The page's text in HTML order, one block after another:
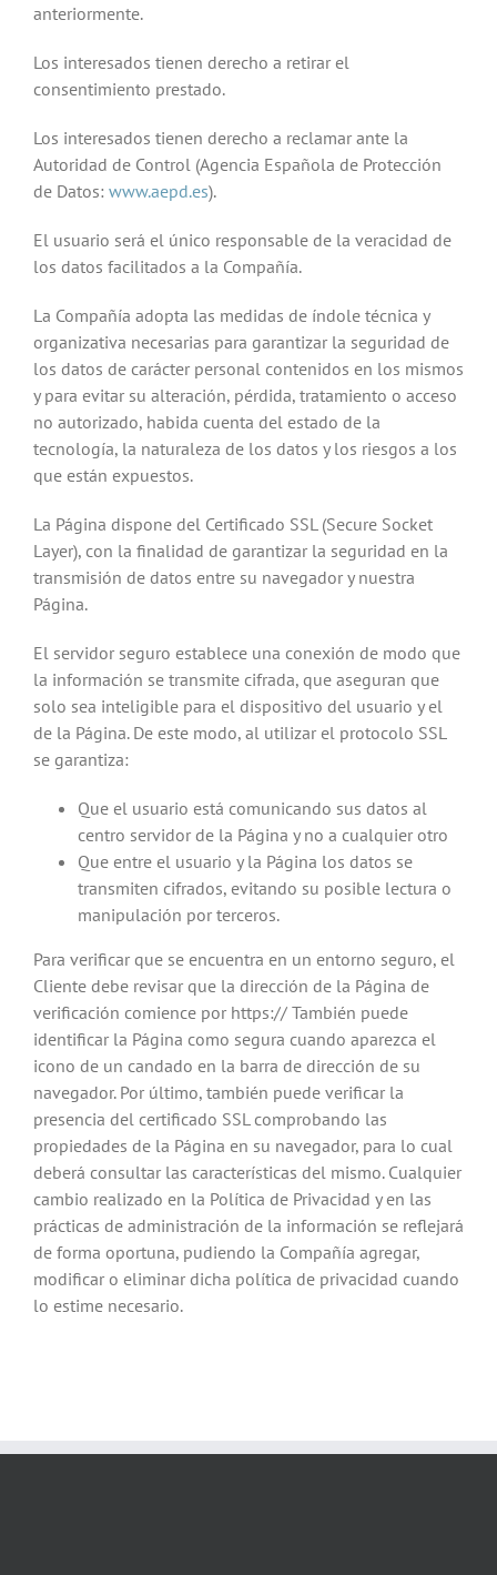
anteriormente.
Los interesados tienen derecho a retirar el
consentimiento prestado.
Los interesados tienen derecho a reclamar ante la
Autoridad de Control (Agencia Española de Protección
de Datos: www.aepd.es).
El usuario será el único responsable de la veracidad de
los datos facilitados a la Compañía.
La Compañía adopta las medidas de índole técnica y
organizativa necesarias para garantizar la seguridad de
los datos de carácter personal contenidos en los mismos
y para evitar su alteración, pérdida, tratamiento o acceso
no autorizado, habida cuenta del estado de la
tecnología, la naturaleza de los datos y los riesgos a los
que están expuestos.
La Página dispone del Certificado SSL (Secure Socket
Layer), con la finalidad de garantizar la seguridad en la
transmisión de datos entre su navegador y nuestra
Página.
El servidor seguro establece una conexión de modo que
la información se transmite cifrada, que aseguran que
solo sea inteligible para el dispositivo del usuario y el
de la Página. De este modo, al utilizar el protocolo SSL
se garantiza:
Que el usuario está comunicando sus datos al
centro servidor de la Página y no a cualquier otro
Que entre el usuario y la Página los datos se
transmiten cifrados, evitando su posible lectura o
manipulación por terceros.
Para verificar que se encuentra en un entorno seguro, el
Cliente debe revisar que la dirección de la Página de
verificación comience por https:// También puede
identificar la Página como segura cuando aparezca el
icono de un candado en la barra de dirección de su
navegador. Por último, también puede verificar la
presencia del certificado SSL comprobando las
propiedades de la Página en su navegador, para lo cual
deberá consultar las características del mismo. Cualquier
cambio realizado en la Política de Privacidad y en las
prácticas de administración de la información se reflejará
de forma oportuna, pudiendo la Compañía agregar,
modificar o eliminar dicha política de privacidad cuando
lo estime necesario.